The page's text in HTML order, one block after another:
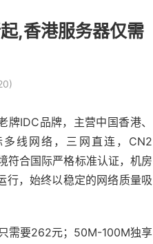
,香港服务器仅需
)
IDC品牌，主营中国香港、
线网络，三网直连，CN2
合国际严格标准认证，机房
，始终以稳定的网络质量吸
需要262元；50M-100M独享